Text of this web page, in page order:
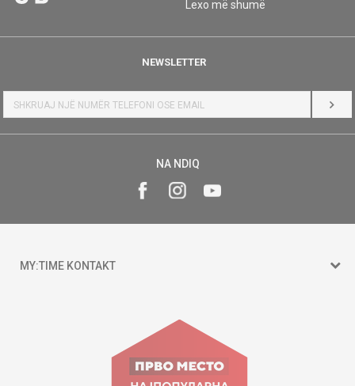
Lexo më shumë
NEWSLETTER
HYR
NA NDIQ
MY:TIME KONTAKT
Goce Nikolovski 74 Shkup
contact@mytime.mk